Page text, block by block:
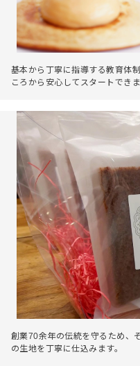
基本から丁寧に指導する教育体
ころから安心してスタートできま
創業70余年の伝統を守るため、
の生地を丁寧に仕込みます。